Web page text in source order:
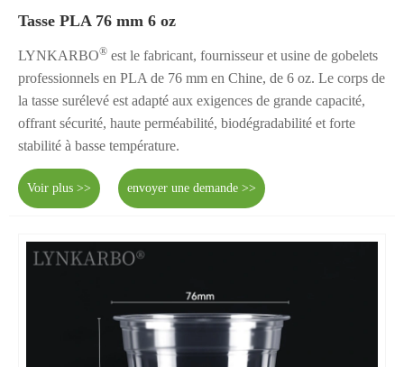
Tasse PLA 76 mm 6 oz
LYNKARBO® est le fabricant, fournisseur et usine de gobelets
professionnels en PLA de 76 mm en Chine, de 6 oz. Le corps de
la tasse surélevé est adapté aux exigences de grande capacité,
offrant sécurité, haute perméabilité, biodégradabilité et forte
stabilité à basse température.
Voir plus >> envoyer une demande >>